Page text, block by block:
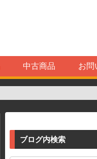
中古商品 お問
ブログ内検索